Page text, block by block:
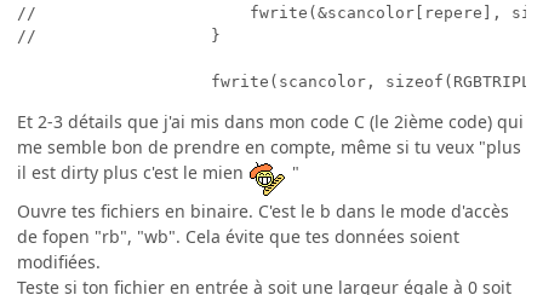
//						fwrite(&scancolor[repere], sizeof(RGBTRIPLE), 1, outptr);
//					}
Et 2-3 détails que j'ai mis dans mon code C (le 2ième code) qui
me semble bon de prendre en compte, même si tu veux "plus
il est dirty plus c'est le mien
"
Ouvre tes fichiers en binaire. C'est le b dans le mode d'accès
de fopen "rb", "wb". Cela évite que tes données soient
modifiées.
Teste si ton fichier en entrée à soit une largeur égale à 0 soit